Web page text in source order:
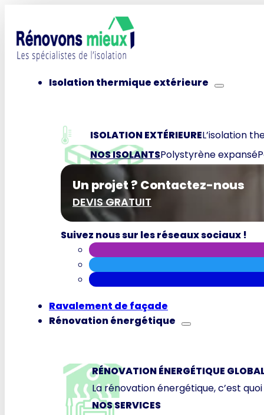
Isolation thermique extérieure
ISOLATION EXTÉRIEUREL’isolation
NOS ISOLANTSPolystyrène expansé
Un projet ? Contactez-nous
DEVIS GRATUIT
Suivez nous sur les réseaux sociaux !
Ravalement de façade
Rénovation énergétique
RÉNOVATION ÉNERGÉTIQUE
La rénovation énergétique, c’est quoi
NOS SERVICES